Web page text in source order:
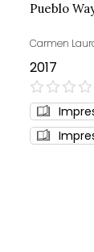
Pueblo
Carmen
2017
0%